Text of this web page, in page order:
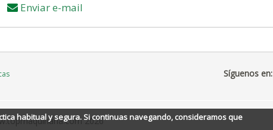
Enviar e-mail
Síguenos en:
2026
habitual y segura. Si continuas navegando, consideramos que